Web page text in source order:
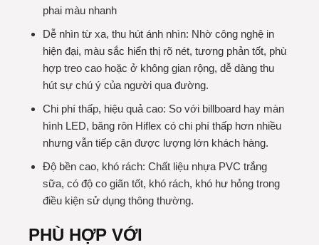
phai màu nhanh
Dễ nhìn từ xa, thu hút ánh nhìn: Nhờ công nghệ in
hiện đại, màu sắc hiển thị rõ nét, tương phản tốt, phù
hợp treo cao hoặc ở không gian rộng, dễ dàng thu
hút sự chú ý của người qua đường.
Chi phí thấp, hiệu quả cao: So với billboard hay màn
hình LED, băng rôn Hiflex có chi phí thấp hơn nhiều
nhưng vẫn tiếp cận được lượng lớn khách hàng.
Độ bền cao, khó rách: Chất liệu nhựa PVC trắng
sữa, có độ co giãn tốt, khó rách, khó hư hỏng trong
điều kiện sử dụng thông thường.
PHÙ HỢP VỚI